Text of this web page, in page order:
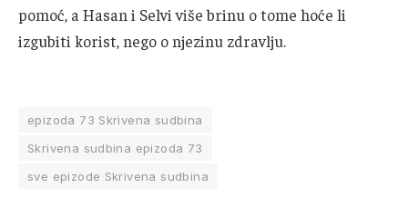
pomoć, a Hasan i Selvi više brinu o tome hoće li
izgubiti korist, nego o njezinu zdravlju.
epizoda 73 Skrivena sudbina
Skrivena sudbina epizoda 73
sve epizode Skrivena sudbina